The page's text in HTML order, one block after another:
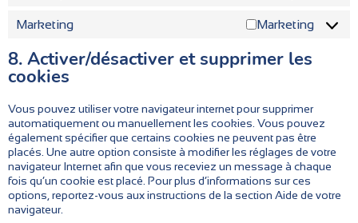
Marketing Marketing
8. Activer/désactiver et supprimer les
cookies
Vous pouvez utiliser votre navigateur internet pour supprimer
automatiquement ou manuellement les cookies. Vous pouvez
également spécifier que certains cookies ne peuvent pas être
placés. Une autre option consiste à modifier les réglages de votre
navigateur Internet afin que vous receviez un message à chaque
fois qu’un cookie est placé. Pour plus d’informations sur ces
options, reportez-vous aux instructions de la section Aide de votre
navigateur.